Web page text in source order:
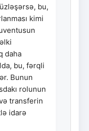
bu,
kimi
daha
bu, fərqli
Bunun
rolunun
transferin
idarə